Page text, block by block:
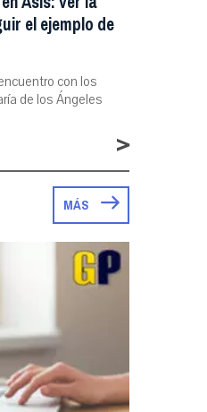
el ejemplo de
con los
de los Ángeles
>
MÁS